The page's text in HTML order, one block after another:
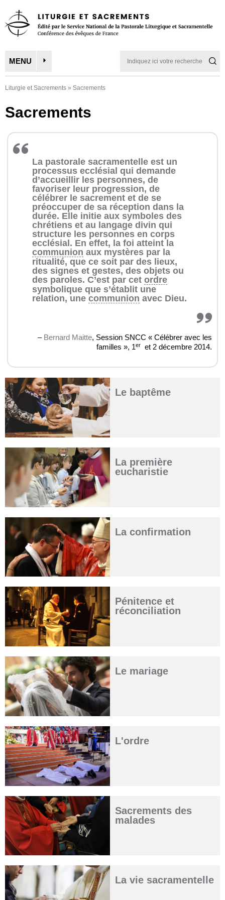
MENU
Liturgie et Sacrements » Sacrements
Sacrements
La pastorale sacramentelle est un
processus ecclésial qui demande
d’accueillir les personnes, de
favoriser leur progression, de
célébrer le sacrement et de se
préoccuper de sa réception dans la
durée. Elle initie aux symboles des
chrétiens et au langage divin qui
structure les personnes en corps
ecclésial. En effet, la foi atteint la
communion aux mystères par la
ritualité, que ce soit par des lieux,
des signes et gestes, des objets ou
des paroles. C’est par cet ordre
symbolique que s’établit une
relation, une communion avec Dieu.
– Bernard Maitte, Session SNCC « Célébrer avec les
familles », 1er et 2 décembre 2014.
Le baptême
La première
eucharistie
La confirmation
Pénitence et
réconciliation
Le mariage
L'ordre
Sacrements des
malades
La vie sacramentelle